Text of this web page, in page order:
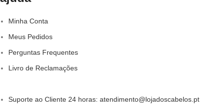
Minha Conta
Meus Pedidos
Perguntas Frequentes
Livro de Reclamações
Suporte ao Cliente 24 horas: atendimento@lojadoscabelos.pt